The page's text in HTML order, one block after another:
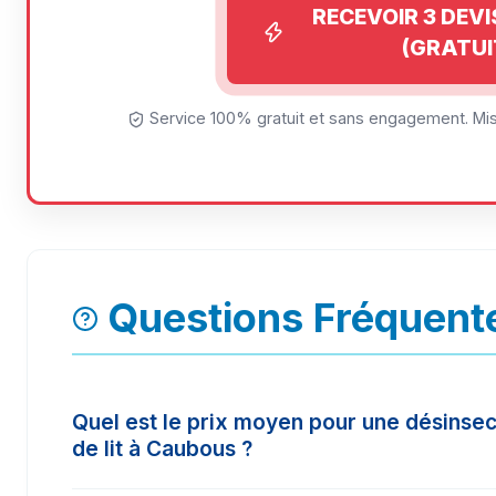
RECEVOIR 3
Service 100% gratuit et sans engagement.
Questions
Quel est le prix moyen pour une
de lit à Caubous ?